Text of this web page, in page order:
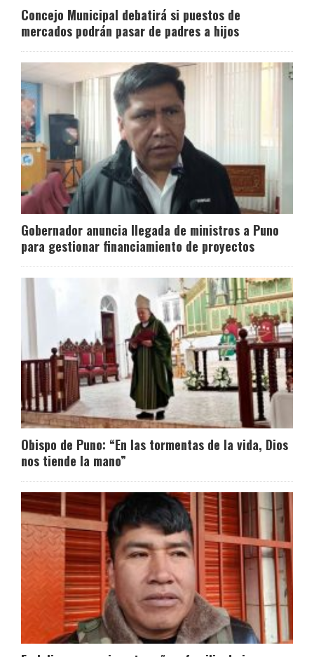
Concejo Municipal debatirá si puestos de
mercados podrán pasar de padres a hijos
Gobernador anuncia llegada de ministros a Puno
para gestionar financiamiento de proyectos
Obispo de Puno: “En las tormentas de la vida, Dios
nos tiende la mano”